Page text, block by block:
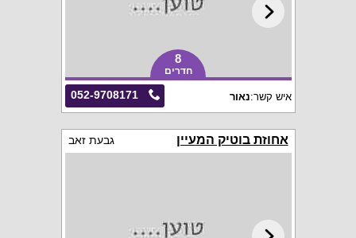
8
חדרים
052-9708171 איש קשר:נאור
אחוזת בוטיק המעיין גבעת זאב